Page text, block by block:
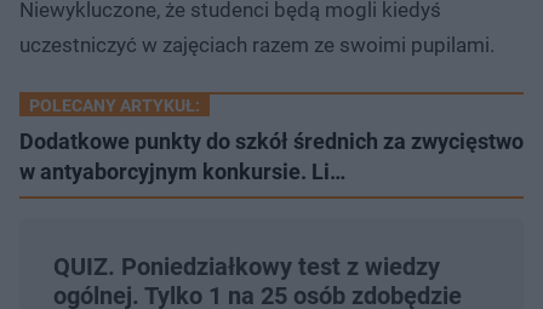
Niewykluczone, że studenci będą mogli kiedyś
uczestniczyć w zajęciach razem ze swoimi pupilami.
POLECANY ARTYKUŁ:
Dodatkowe punkty do szkół średnich za zwycięstwo
w antyaborcyjnym konkursie. Li…
QUIZ. Poniedziałkowy test z wiedzy
ogólnej. Tylko 1 na 25 osób zdobędzie